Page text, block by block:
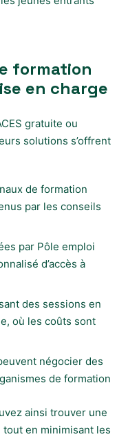
formation
en charge
gratuite ou
solutions s’offrent
de formation
par les conseils
par Pôle emploi
d’accès à
des sessions en
où les coûts sont
négocier des
de formation
ainsi trouver une
en minimisant les